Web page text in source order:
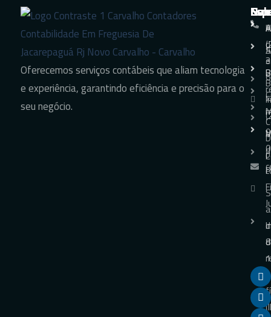
Oferecemos serviços contábeis que aliam tecnologia
e experiência, garantindo eficiência e precisão para o
seu negócio.